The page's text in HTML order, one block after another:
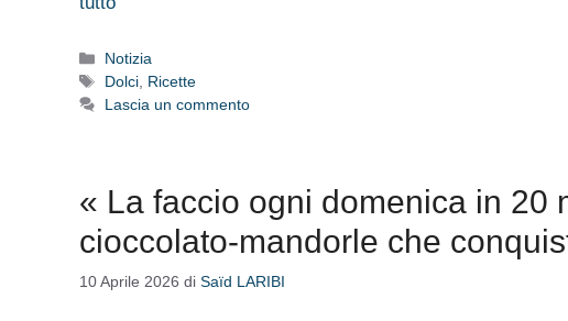
Categorie
Notizia
Tag
Dolci, Ricette
Lascia un commento
« La faccio ogni domenica in 20
cioccolato-mandorle che
10 Aprile 2026 di Saïd LARIBI